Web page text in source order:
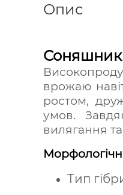
Опис
Соняшник
врожаю
ростом,
умов.
вилягання
Тип